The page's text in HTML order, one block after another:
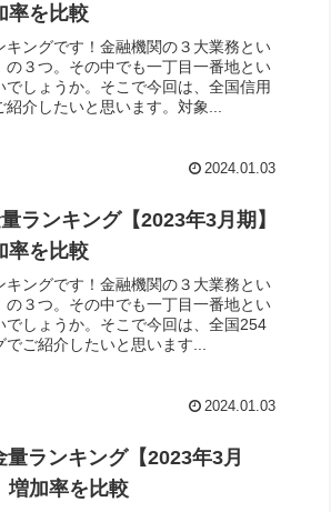
率を比較
ングです！金融機関の３大業務とい
の３つ。その中でも一丁目一番地とい
しょうか。そこで今回は、全国信用
介したいと思います。対象...
2024.01.03
ランキング【2023年3月期】
率を比較
ングです！金融機関の３大業務とい
の３つ。その中でも一丁目一番地とい
でしょうか。そこで今回は、全国254
ご紹介したいと思います...
2024.01.03
ランキング【2023年3月
増加率を比較